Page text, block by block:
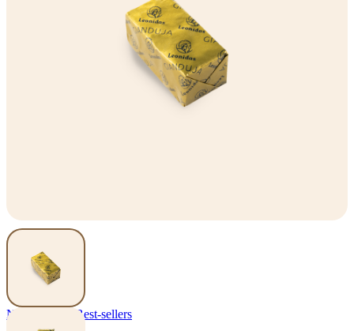
Nos pralines Best-sellers